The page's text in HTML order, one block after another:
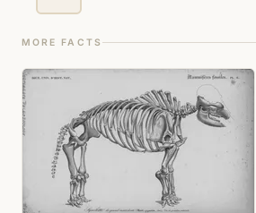
MORE FACTS